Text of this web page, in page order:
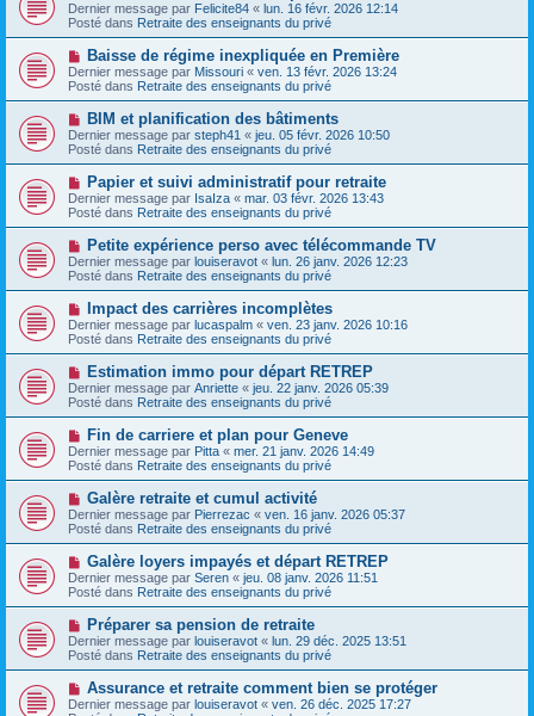
s
a
g
e
u
m
e
s
a
g
e
o
u
v
e
a
u
m
e
s
a
g
e
Dernier message par Felicite84 « lun. 16 févr. 2026 12:14
Posté dans Retraite des enseignants du privé
N
o
u
v
e
a
u
m
e
s
a
g
e
Baisse de régime inexpliquée en Première
Dernier message par Missouri « ven. 13 févr. 2026 13:24
Posté dans Retraite des enseignants du privé
N
o
u
v
e
a
u
m
e
s
a
g
e
BIM et planification des bâtiments
Dernier message par steph41 « jeu. 05 févr. 2026 10:50
Posté dans Retraite des enseignants du privé
N
o
u
v
e
a
u
m
e
s
a
g
e
Papier et suivi administratif pour retraite
Dernier message par IsaIza « mar. 03 févr. 2026 13:43
Posté dans Retraite des enseignants du privé
N
o
u
v
e
a
u
m
e
s
a
g
e
Petite expérience perso avec télécommande TV
Dernier message par louiseravot « lun. 26 janv. 2026 12:23
Posté dans Retraite des enseignants du privé
N
o
u
v
e
a
u
m
e
s
a
g
e
Impact des carrières incomplètes
Dernier message par lucaspalm « ven. 23 janv. 2026 10:16
Posté dans Retraite des enseignants du privé
N
o
u
v
e
a
u
m
e
s
s
a
g
e
Estimation immo pour départ RETREP
Dernier message par Anriette « jeu. 22 janv. 2026 05:39
Posté dans Retraite des enseignants du privé
N
o
u
v
a
u
m
e
s
s
a
g
e
Fin de carriere et plan pour Geneve
Dernier message par Pitta « mer. 21 janv. 2026 14:49
Posté dans Retraite des enseignants du privé
N
o
u
v
a
u
m
e
s
a
g
Galère retraite et cumul activité
Dernier message par Pierrezac « ven. 16 janv. 2026 05:37
Posté dans Retraite des enseignants du privé
N
o
u
v
e
a
u
m
e
s
s
Galère loyers impayés et départ RETREP
Dernier message par Seren « jeu. 08 janv. 2026 11:51
Posté dans Retraite des enseignants du privé
N
o
u
v
a
u
Préparer sa pension de retraite
Dernier message par louiseravot « lun. 29 déc. 2025 13:51
Posté dans Retraite des enseignants du privé
N
o
u
Assurance et retraite comment bien se protéger
Dernier message par louiseravot « ven. 26 déc. 2025 17:27